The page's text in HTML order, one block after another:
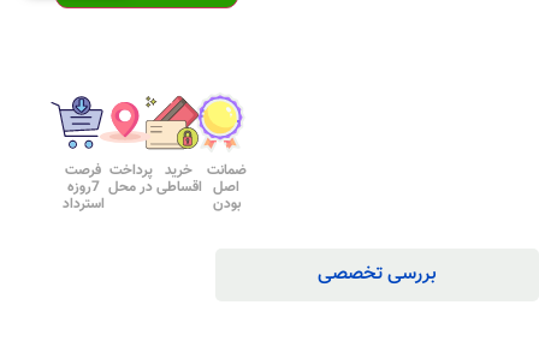
ضمانت
اصل
بودن
خرید
اقساطی
پرداخت
در محل
فرصت
7روزه
استرداد
بررسی تخصصی